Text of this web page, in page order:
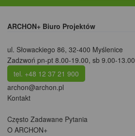
ARCHON+ Biuro Projektów
ul. Słowackiego 86, 32-400 Myślenice
Zadzwoń pn-pt 8.00-19.00, sb 9.00-13.00
tel. +48 12 37 21 900
archon@archon.pl
Kontakt
Często Zadawane Pytania
O ARCHON+